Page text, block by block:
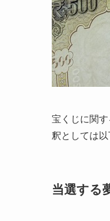
宝くじに関
釈としては以
当選する